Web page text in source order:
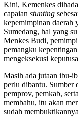
Kini, Kemenkes
capaian stunting
kepemimpinan daerah
Sumedang, hal yang
Menkes Budi,
pemangku
mengeksekusi
Masih ada jutaan ibu-
perlu dibantu. Sumber
pemprov, pemkab,
membahu, itu akan
sudah